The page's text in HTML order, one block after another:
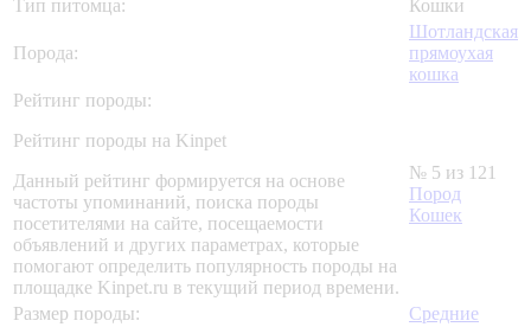
Тип питомца: Кошки
Порода:
Шотландская
прямоухая
кошка
Рейтинг породы:
Рейтинг породы на Kinpet
Данный рейтинг формируется на основе
частоты упоминаний, поиска породы
посетителями на сайте, посещаемости
объявлений и других параметрах, которые
помогают определить популярность породы на
площадке Kinpet.ru в текущий период времени.
№ 5 из 121
Пород
Кошек
Размер породы:
Средние